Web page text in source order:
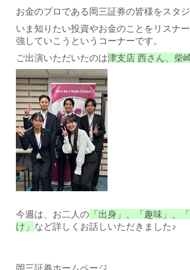
お金のプロである岡三証券の皆様をスタ
いま知りたい投資やお金のことをリスナ
強していこうというコーナーです。
ご出演いただいたのは津支店 西さん、柴
今週は、お二人の「出身」、「趣味」、
け」 など詳しくお話しいただきました♪
岡三証券ホームページ